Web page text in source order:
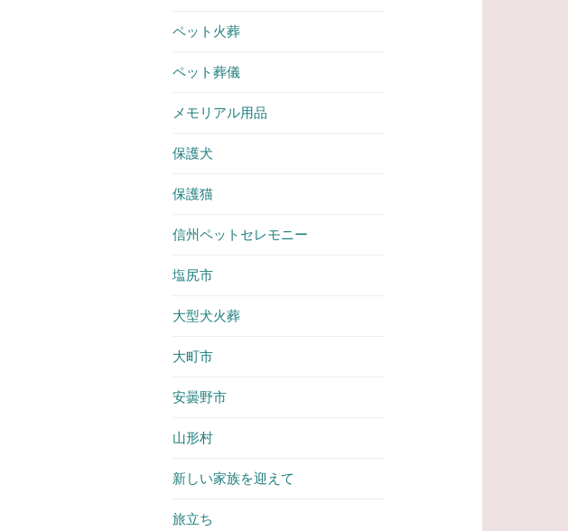
ペット火葬
ペット葬儀
メモリアル用品
保護犬
保護猫
信州ペットセレモニー
塩尻市
大型犬火葬
大町市
安曇野市
山形村
新しい家族を迎えて
旅立ち